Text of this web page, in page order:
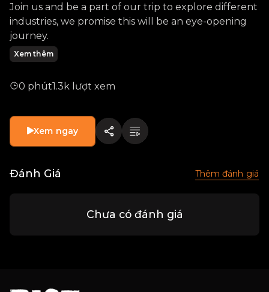
Join us and be a part of our trip to explore different
industries, we promise this will be an eye-opening
journey.
Xem thêm
0 phút1.3k lượt xem
Xem ngay
Đánh Giá Thêm đánh giá
Chưa có đánh giá